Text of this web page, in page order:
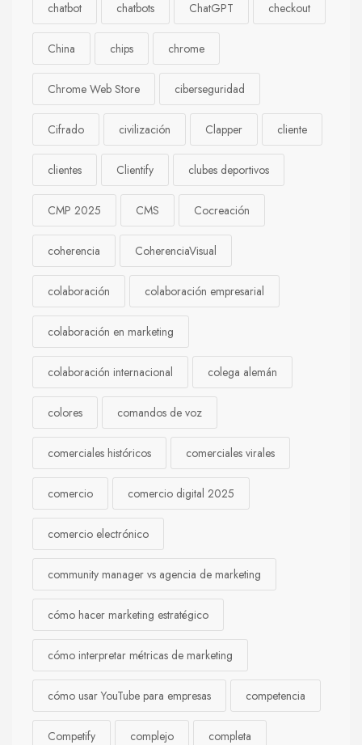
chatbot chatbots ChatGPT checkout
China chips chrome
Chrome Web Store ciberseguridad
Cifrado civilización Clapper cliente
clientes Clientify clubes deportivos
CMP 2025 CMS Cocreación
coherencia CoherenciaVisual
colaboración colaboración empresarial
colaboración en marketing
colaboración internacional colega alemán
colores comandos de voz
comerciales históricos comerciales virales
comercio comercio digital 2025
comercio electrónico
community manager vs agencia de marketing
cómo hacer marketing estratégico
cómo interpretar métricas de marketing
cómo usar YouTube para empresas competencia
Competify complejo completa